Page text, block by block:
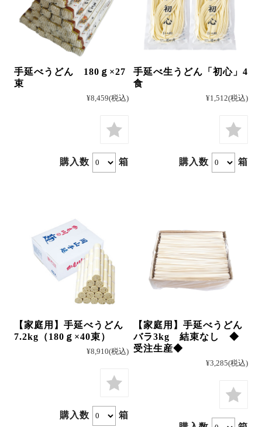
手延べうどん 180ｇ×27
束
¥8,459(税込)
購入数 箱
手延べ生うどん「初心」4
食
¥1,512(税込)
購入数 箱
【家庭用】手延べうどん
7.2kg（180ｇ×40束）
¥8,910(税込)
購入数 箱
【家庭用】手延べうどん
バラ3kg 結束なし ◆
受注生産◆
¥3,285(税込)